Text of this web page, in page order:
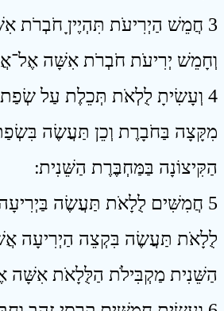
3 חֲמֵשׁ הַיְרִיעֹת תִּהְיֶיןָ חֹבְרֹת
וְחָמֵשׁ יְרִיעֹת חֹבְרֹת אִשָּׁה
4 וְעָשִׂיתָ לֻלְאֹת תְּכֵלֶת עַל
מִקָּצָה בַּחֹבָרֶת וְכֵן תַּעֲשֶׂה
הַקִּיצוֹנָה בַּמַּחְבֶּרֶת הַשֵּׁנִית ׃
5 חֲמִשִּׁים לֻלָאֹת תַּעֲשֶׂה
לֻלָאֹת תַּעֲשֶׂה בִּקְצֵה הַיְרִיעָה
הַשֵּׁנִית מַקְבִּילֹת הַלֻּלָאֹת אִשָּׁה